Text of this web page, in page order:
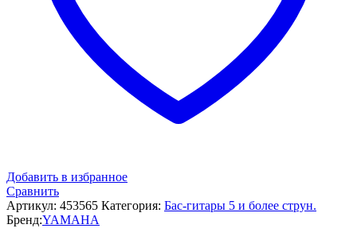
Добавить в избранное
Сравнить
Артикул: 453565 Категория: Бас-гитары 5 и более струн.
Бренд:YAMAHA